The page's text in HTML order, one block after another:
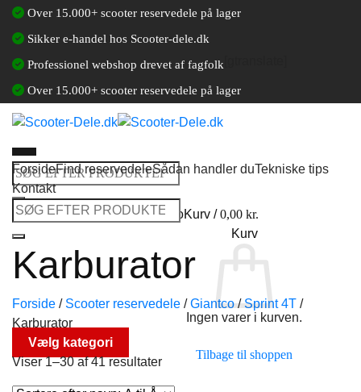
Fortsæt
indhold
Over 15.000+ scooter reservedele på lager
Sikker e-handel hos Scooter-dele.dk
Professionel webshop drevet af fagfolk
Over 15.000+ scooter reservedele på lager
Søg
efter:
Log ind / Opret en kundekontoKurv /0,00 kr.
Kurv
Ingen varer i kurven.
Tilbage til shoppen
ForsideFind reservedeleSådan handler duTekniske tips
Kontakt
Søg
efter:
Karburator
Forside / Scooter reservedele / Giantco / Sprint 4T /
Karburator
Vælg kategori
Viser 1–30 af 41 resultater